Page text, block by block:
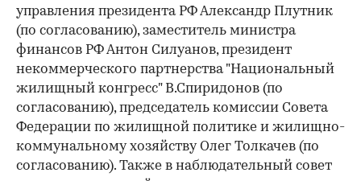
управления президента РФ Александр Плутник
(по согласованию), заместитель министра
финансов РФ Антон Силуанов, президент
некоммерческого партнерства "Национальный
жилищный конгресс" В.Спиридонов (по
согласованию), председатель комиссии Совета
Федерации по жилищной политике и жилищно-
коммунальному хозяйству Олег Толкачев (по
согласованию). Также в наблюдательный совет